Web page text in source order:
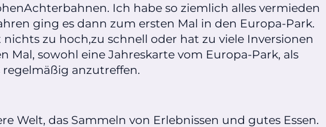
Ich habe so ziemlich alles vermieden
ging es dann zum ersten Mal in den Europa-Park.
zu hoch,zu schnell oder hat zu viele Inversionen
sowohl eine Jahreskarte vom Europa-Park, als
anzutreffen.
Welt, das Sammeln von Erlebnissen und gutes Essen.